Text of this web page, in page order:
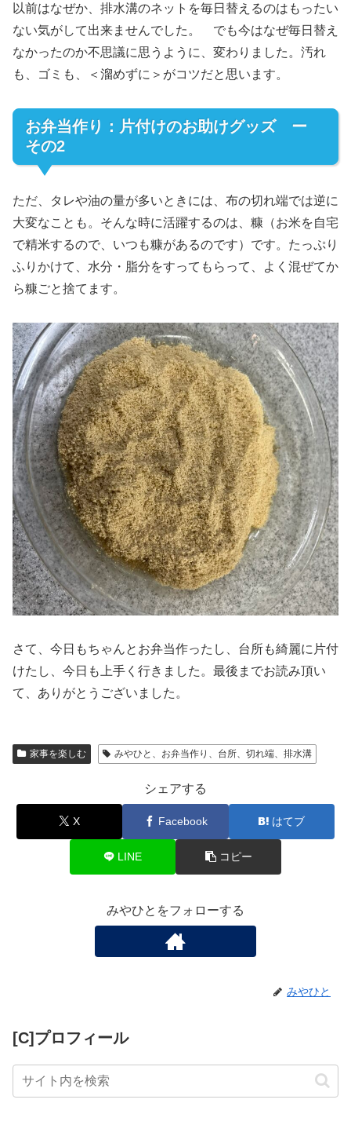
以前はなぜか、排水溝のネットを毎日替えるのはもったい
ない気がして出来ませんでした。 でも今はなぜ毎日替え
なかったのか不思議に思うように、変わりました。汚れ
も、ゴミも、＜溜めずに＞がコツだと思います。
お弁当作り：片付けのお助けグッズ ー
その2
ただ、タレや油の量が多いときには、布の切れ端では逆に
大変なことも。そんな時に活躍するのは、糠（お米を自宅
で精米するので、いつも糠があるのです）です。たっぷり
ふりかけて、水分・脂分をすってもらって、よく混ぜてか
ら糠ごと捨てます。
さて、今日もちゃんとお弁当作ったし、台所も綺麗に片付
けたし、今日も上手く行きました。最後までお読み頂い
て、ありがとうございました。
家事を楽しむ みやひと、お弁当作り、台所、切れ端、排水溝
シェアする
X Facebook はてブ
LINE コピー
みやひとをフォローする
みやひと
[C]プロフィール